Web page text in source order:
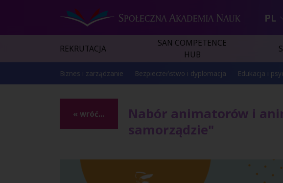
PL
REKRUTACJA
SAN COMPETENCE
HUB
Biznes i zarządzanie Bezpieczeństwo i dyplomacja Edukacja i
« wróć...
Nabór animatorów i
samorządzie"